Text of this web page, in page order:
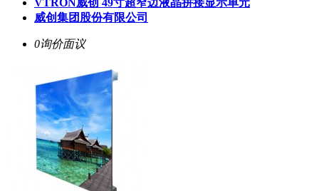
威创集团股份有限公司
0询价面议